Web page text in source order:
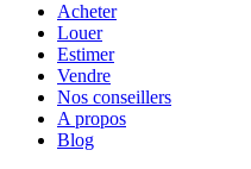
Acheter
Louer
Estimer
Vendre
Nos conseillers
A propos
Blog